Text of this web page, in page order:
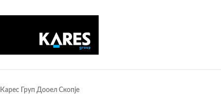
Карес Груп Дооел Скопје